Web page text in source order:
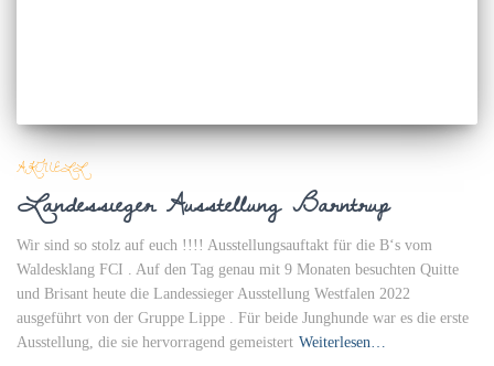
AKTUELL
Landessieger Ausstellung Barntrup
Wir sind so stolz auf euch !!!! Ausstellungsauftakt für die B‘s vom
Waldesklang FCI . Auf den Tag genau mit 9 Monaten besuchten Quitte
und Brisant heute die Landessieger Ausstellung Westfalen 2022
ausgeführt von der Gruppe Lippe . Für beide Junghunde war es die erste
Ausstellung, die sie hervorragend gemeistert Weiterlesen…